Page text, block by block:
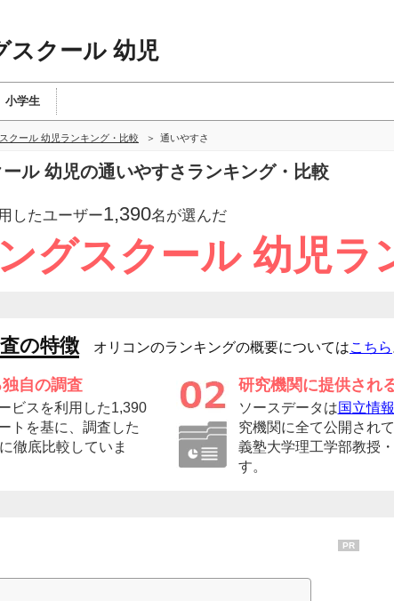
スクール 幼児
小学生
クール 幼児ランキング・比較 通いやすさ
ル 幼児の通いやすさランキング・比較
したユーザー1,390名が選んだ
グスクール 幼児ラ
の特徴 オリコンのランキングの概要についてはこちら
自の調査
ビスを利用した1,390
トを基に、調査した
徹底比較していま
研究機関に提供され
ソースデータは国立情
究機関に全て公開され
義塾大学理工学部教授・
す。
PR